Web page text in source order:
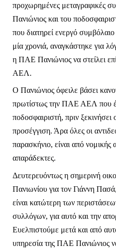
προχωρημένες μεταγραφικές
Πανιώνιος και του
που διατηρεί ενεργό
μία χρονιά, αναγκάστηκε για
η ΠΑΕ Πανιώνιος να στείλει
ΑΕΛ.
Ο Πανιώνιος όφειλε βάσει
πρωτίστως την ΠΑΕ ΑΕΛ που
ποδοσφαιριστή, πριν
προσέγγιση. Άρα όλες οι
παρασκήνιο, είναι από νομικής
απαράδεκτες.
Δευτερευόντως η σημερινή
Πανιωνίου για τον Γιάννη
είναι κατώτερη των
συλλόγων, για αυτό και την
Ευελπιστούμε μετά και από
υπηρεσία της ΠΑΕ Πανιώνιος